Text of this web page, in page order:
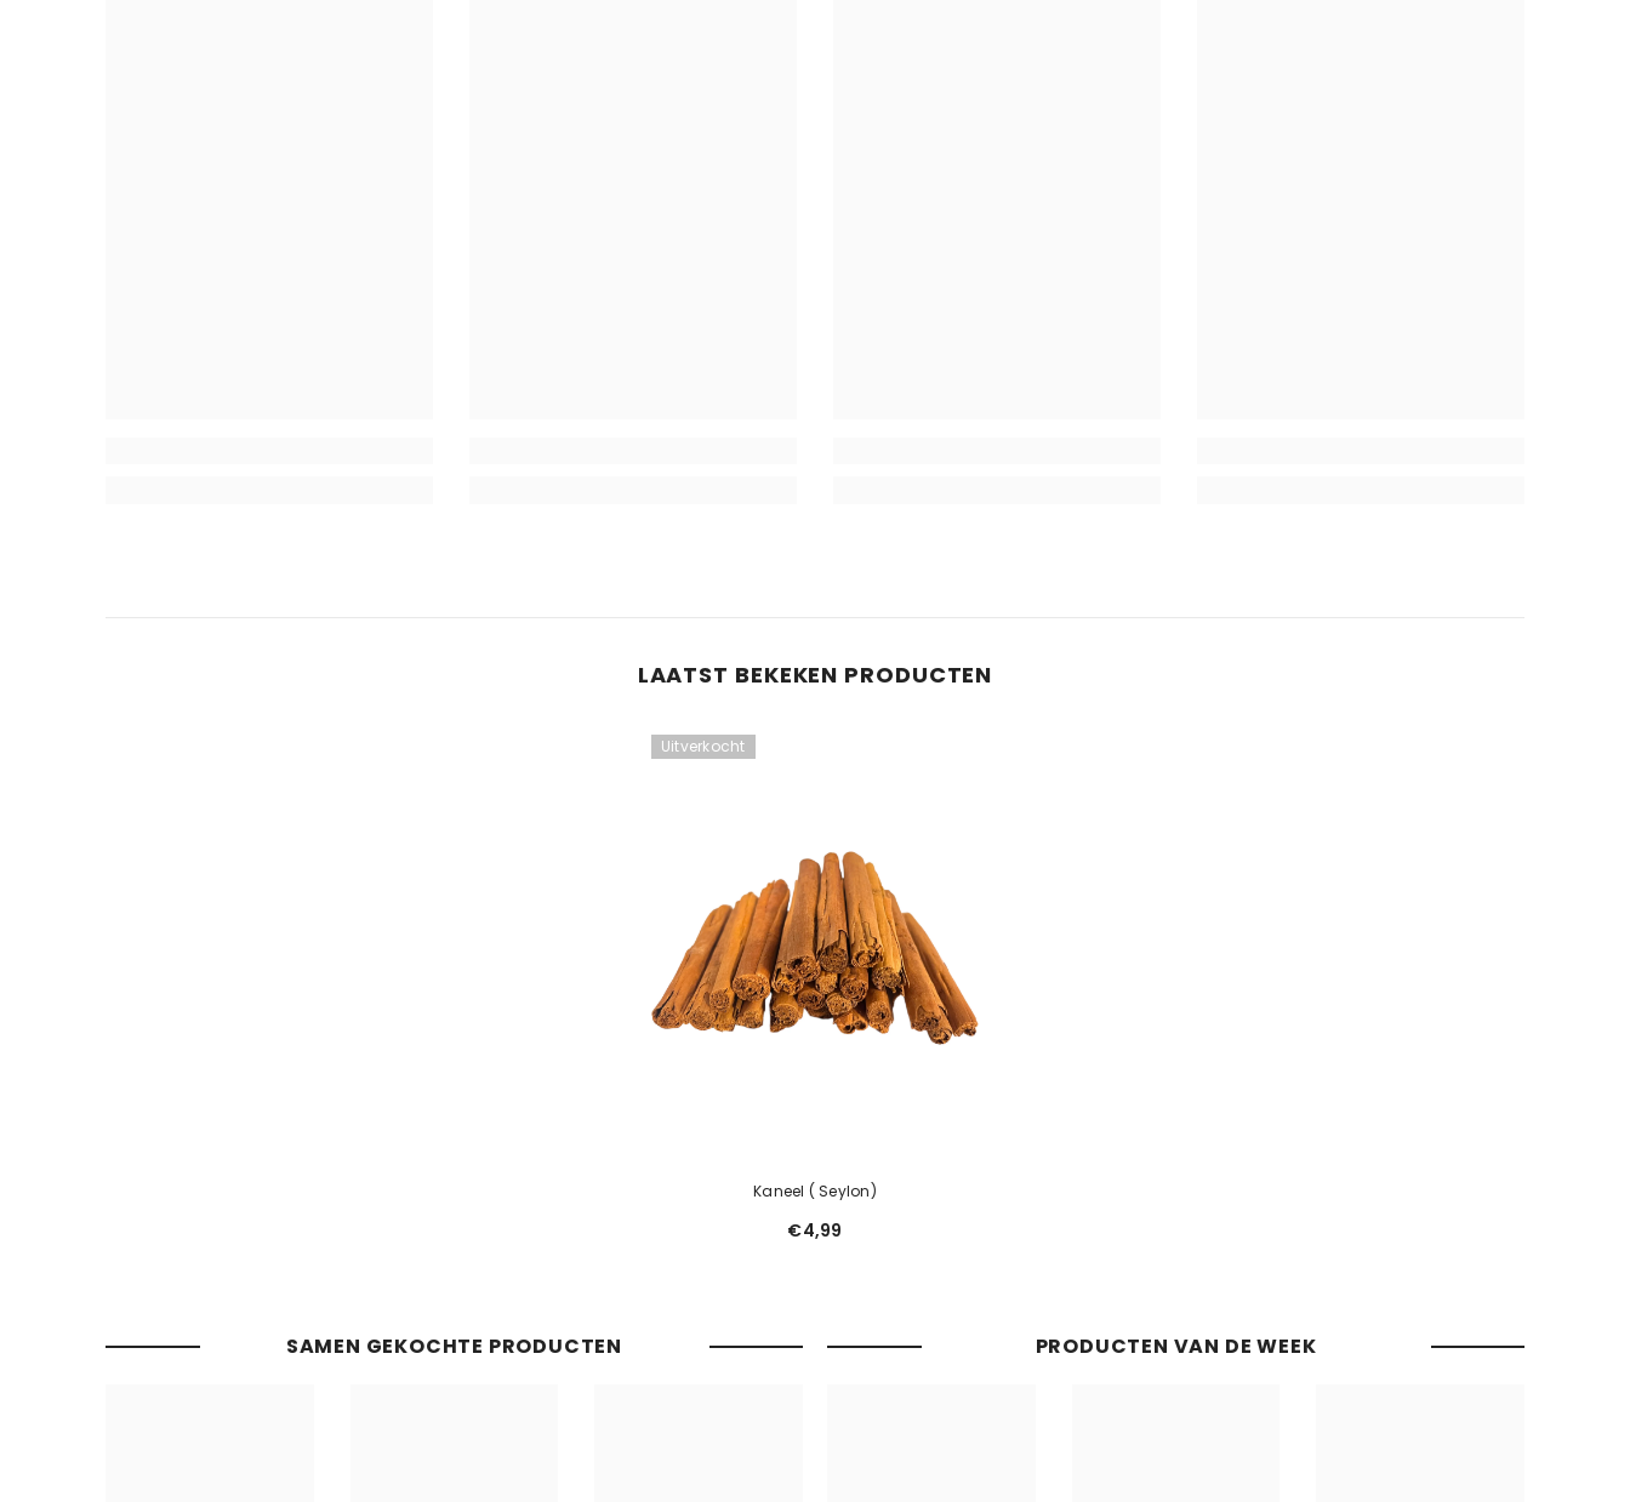
LAATST BEKEKEN PRODUCTEN
Uitverkocht
Kaneel ( Seylon)
€4,99
SAMEN GEKOCHTE PRODUCTEN PRODUCTEN VAN DE WEEK